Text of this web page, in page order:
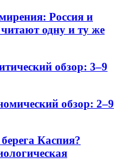
Россия и
одну и ту же
обзор: 3–9
обзор: 2–9
Каспия?